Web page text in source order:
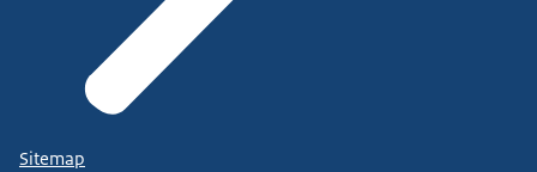
Sitemap